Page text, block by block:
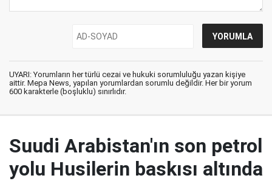
UYARI: Yorumların her türlü cezai ve hukuki sorumluluğu yazan kişiye
aittir. Mepa News, yapılan yorumlardan sorumlu değildir. Her bir yorum
600 karakterle (boşluklu) sınırlıdır.
Suudi Arabistan'ın son petrol
yolu Husilerin baskısı altında